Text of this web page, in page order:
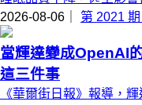
2026-08-06｜ 第 2021 期
當輝達變成OpenAI
這三件事
《華爾街日報》報導，